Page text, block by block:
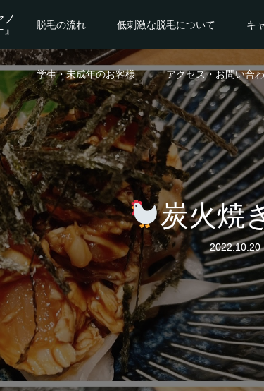
ノ
脱毛の流れ 低刺激な脱毛について キ
学生・未成年のお客様 アクセス・お問い合
炭火焼
2022.10.20